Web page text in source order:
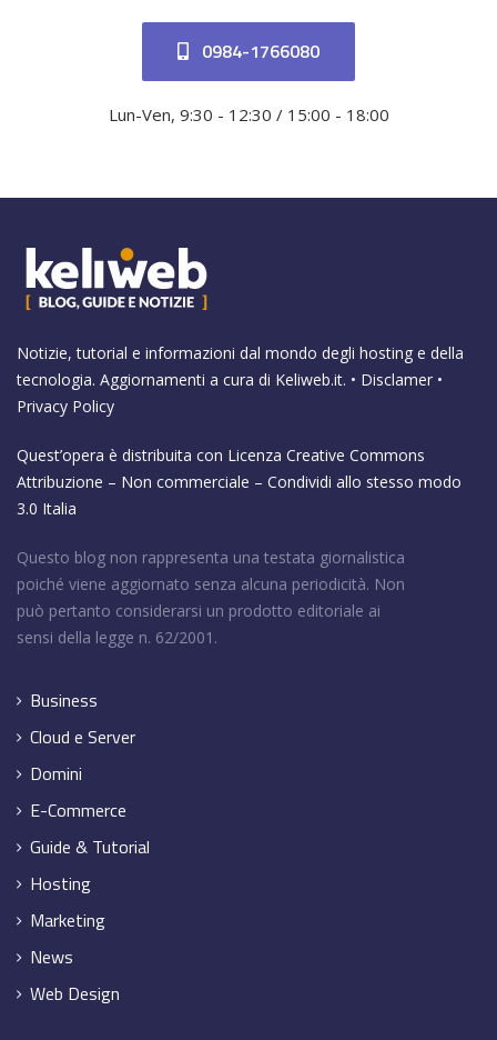
0984-1766080
Lun-Ven, 9:30 - 12:30 / 15:00 - 18:00
Notizie, tutorial e informazioni dal mondo degli hosting e della
tecnologia. Aggiornamenti a cura di Keliweb.it. • Disclamer •
Privacy Policy
Quest’opera è distribuita con Licenza Creative Commons
Attribuzione – Non commerciale – Condividi allo stesso modo
3.0 Italia
Questo blog non rappresenta una testata giornalistica
poiché viene aggiornato senza alcuna periodicità. Non
può pertanto considerarsi un prodotto editoriale ai
sensi della legge n. 62/2001.
Business
Cloud e Server
Domini
E-Commerce
Guide & Tutorial
Hosting
Marketing
News
Web Design